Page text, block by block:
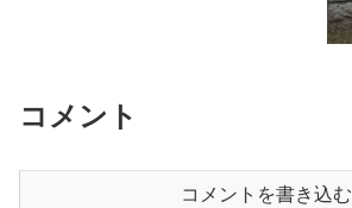
コメント
コメントを書き込む